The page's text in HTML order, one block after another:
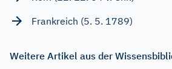
Frankreich (5. 5. 1789)
Weitere Artikel aus der